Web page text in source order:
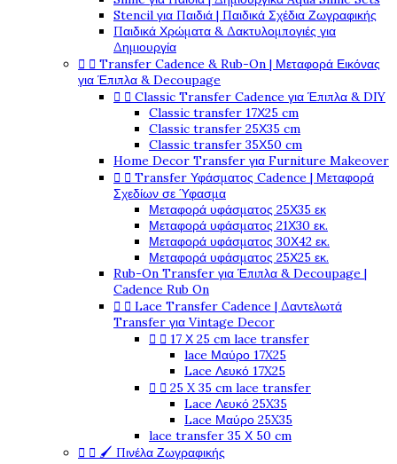
Stencil για Παιδιά | Παιδικά Σχέδια Ζωγραφικής
Παιδικά Χρώματα & Δακτυλομπογιές για
Δημιουργία
  Transfer Cadence & Rub-On | Μεταφορά Εικόνας
για Έπιπλα & Decoupage
  Classic Transfer Cadence για Έπιπλα & DIY
Classic transfer 17Χ25 cm
Classic transfer 25Χ35 cm
Classic transfer 35Χ50 cm
Home Decor Transfer για Furniture Makeover
  Transfer Υφάσματος Cadence | Μεταφορά
Σχεδίων σε Ύφασμα
Μεταφορά υφάσματος 25Χ35 εκ
Μεταφορά υφάσματος 21Χ30 εκ.
Μεταφορά υφάσματος 30Χ42 εκ.
Μεταφορά υφάσματος 25Χ25 εκ.
Rub-On Transfer για Έπιπλα & Decoupage |
Cadence Rub On
  Lace Transfer Cadence | Δαντελωτά
Transfer για Vintage Decor
  17 Χ 25 cm lace transfer
lace Μαύρο 17X25
Lace Λευκό 17X25
  25 X 35 cm lace transfer
Lace Λευκό 25X35
Lace Μαύρο 25X35
lace transfer 35 Χ 50 cm
  🖌️ Πινέλα Ζωγραφικής